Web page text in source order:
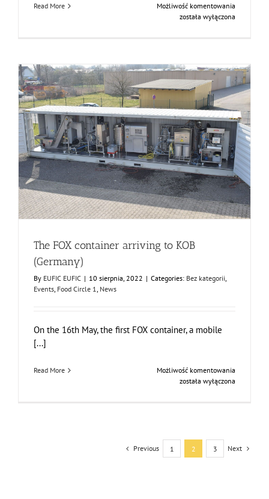
Read More Możliwość komentowania
and
vegetable
processing
units
została wyłączona
The FOX container arriving to KOB (Germany)
Bez kategorii Events Food Circle 1 News
The FOX container arriving to KOB
(Germany)
By EUFIC EUFIC | 10 sierpnia, 2022 | Categories: Bez kategorii,
Events, Food Circle 1, News
On the 16th May, the first FOX container, a mobile
[...]
Read More Możliwość komentowania
została wyłączona
Previous 1 2 3 Next